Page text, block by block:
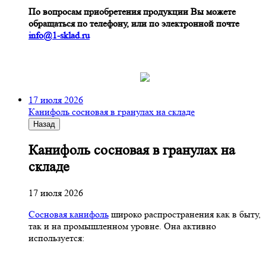
По вопросам приобретения продукции Вы можете
обращаться по телефону, или по электронной почте
info@1-sklad.ru
17 июля 2026
Канифоль сосновая в гранулах на складе
Назад
Канифоль сосновая в гранулах на
складе
17 июля 2026
Сосновая канифоль широко распространения как в быту,
так и на промышленном уровне. Она активно
используется: